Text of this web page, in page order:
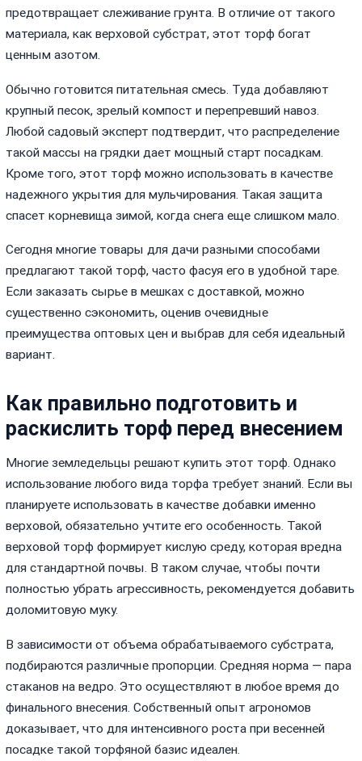
предотвращает слеживание грунта. В отличие от такого
материала, как верховой субстрат, этот торф богат
ценным азотом.
Обычно готовится питательная смесь. Туда добавляют
крупный песок, зрелый компост и перепревший навоз.
Любой садовый эксперт подтвердит, что распределение
такой массы на грядки дает мощный старт посадкам.
Кроме того, этот торф можно использовать в качестве
надежного укрытия для мульчирования. Такая защита
спасет корневища зимой, когда снега еще слишком мало.
Сегодня многие товары для дачи разными способами
предлагают такой торф, часто фасуя его в удобной таре.
Если заказать сырье в мешках с доставкой, можно
существенно сэкономить, оценив очевидные
преимущества оптовых цен и выбрав для себя идеальный
вариант.
Как правильно подготовить и
раскислить торф перед внесением
Многие земледельцы решают купить этот торф. Однако
использование любого вида торфа требует знаний. Если вы
планируете использовать в качестве добавки именно
верховой, обязательно учтите его особенность. Такой
верховой торф формирует кислую среду, которая вредна
для стандартной почвы. В таком случае, чтобы почти
полностью убрать агрессивность, рекомендуется добавить
доломитовую муку.
В зависимости от объема обрабатываемого субстрата,
подбираются различные пропорции. Средняя норма — пара
стаканов на ведро. Это осуществляют в любое время до
финального внесения. Собственный опыт агрономов
доказывает, что для интенсивного роста при весенней
посадке такой торфяной базис идеален.